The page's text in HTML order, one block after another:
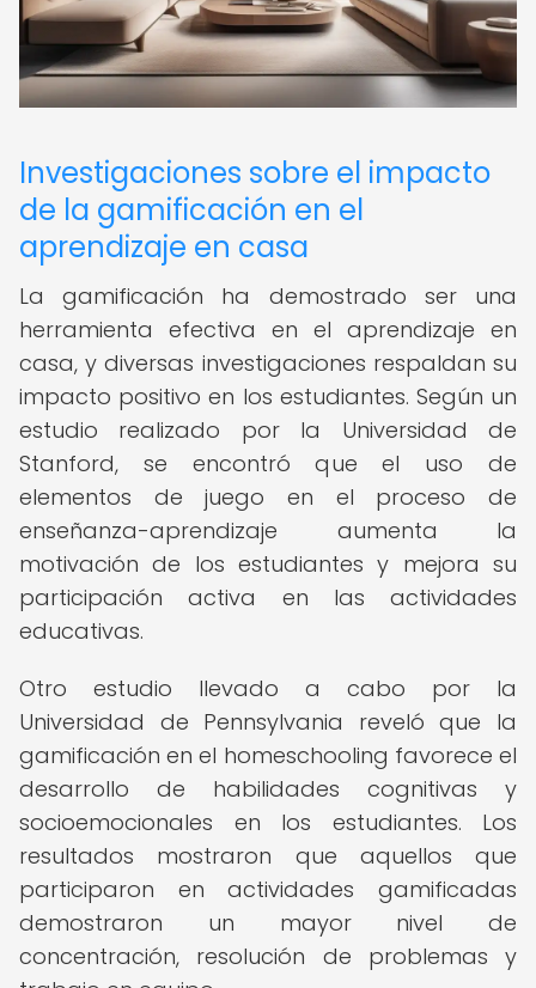
Investigaciones sobre el impacto
de la gamificación en el
aprendizaje en casa
La gamificación ha demostrado ser una
herramienta efectiva en el aprendizaje en
casa, y diversas investigaciones respaldan su
impacto positivo en los estudiantes. Según un
estudio realizado por la Universidad de
Stanford, se encontró que el uso de
elementos de juego en el proceso de
enseñanza-aprendizaje aumenta la
motivación de los estudiantes y mejora su
participación activa en las actividades
educativas.
Otro estudio llevado a cabo por la
Universidad de Pennsylvania reveló que la
gamificación en el homeschooling favorece el
desarrollo de habilidades cognitivas y
socioemocionales en los estudiantes. Los
resultados mostraron que aquellos que
participaron en actividades gamificadas
demostraron un mayor nivel de
concentración, resolución de problemas y